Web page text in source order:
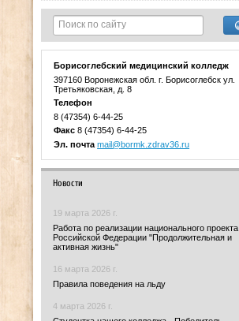
Борисоглебский медицинский колледж
397160 Воронежская обл. г. Борисоглебск ул.
Третьяковская, д. 8
Телефон
8 (47354) 6-44-25
Факс 8 (47354) 6-44-25
Эл. почта mail@bormk.zdrav36.ru
Новости
19 марта 2026 г.
Работа по реализации национального проекта
Российской Федерации "Продолжительная и
активная жизнь"
16 марта 2026 г.
Правила поведения на льду
4 марта 2026 г.